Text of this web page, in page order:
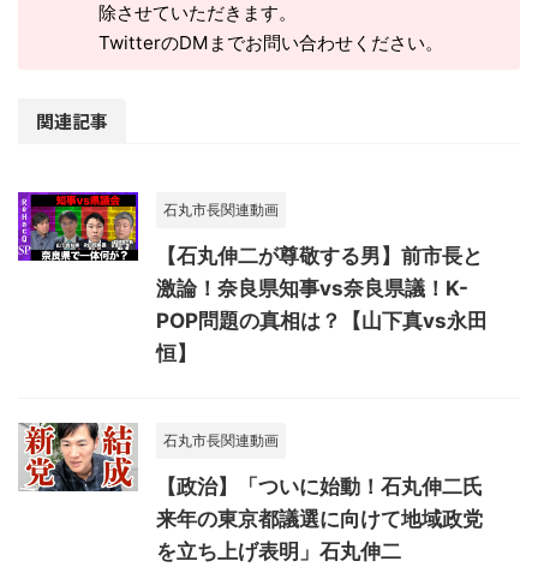
除させていただきます。
TwitterのDMまでお問い合わせください。
関連記事
石丸市長関連動画
【石丸伸二が尊敬する男】前市長と
激論！奈良県知事vs奈良県議！K-
POP問題の真相は？【山下真vs永田
恒】
石丸市長関連動画
【政治】「ついに始動！石丸伸二氏
来年の東京都議選に向けて地域政党
を立ち上げ表明」石丸伸二